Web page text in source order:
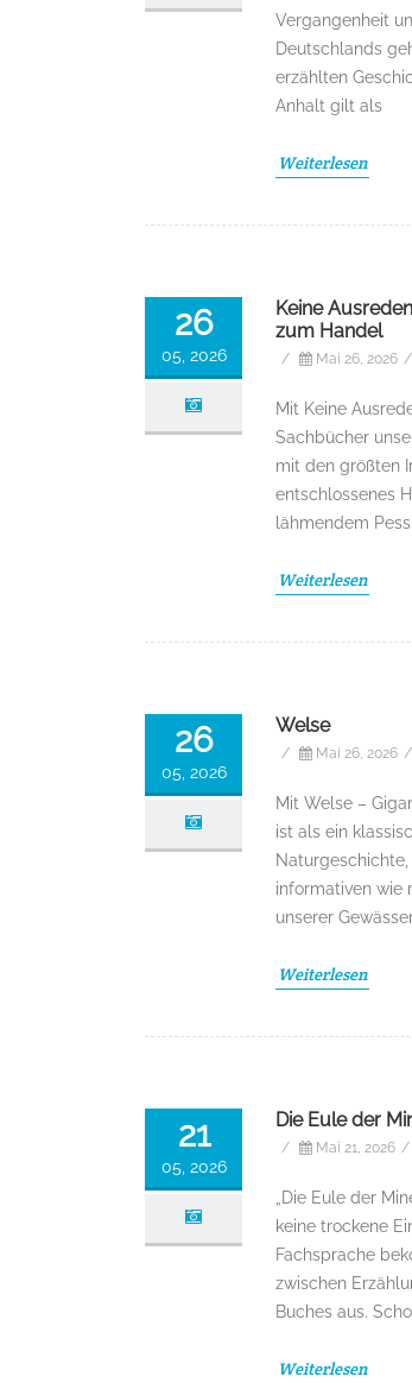
Vergangenheit
Deutschlands
erzählten
Anhalt gilt als
Weiterlesen
26
05, 2026
Keine
zum Handel
/ Mai 26, 2026 /
Mit Keine
Sachbücher
mit den größten
entschlossenes
lähmendem
Weiterlesen
26
05, 2026
Welse
/ Mai 26, 2026 /
Mit Welse –
ist als ein
informativen wie
unserer
Weiterlesen
21
05, 2026
Die Eule der
/ Mai 21, 2026 /
„Die Eule der
keine trockene
Fachsprache
zwischen
Buches aus.
Weiterlesen